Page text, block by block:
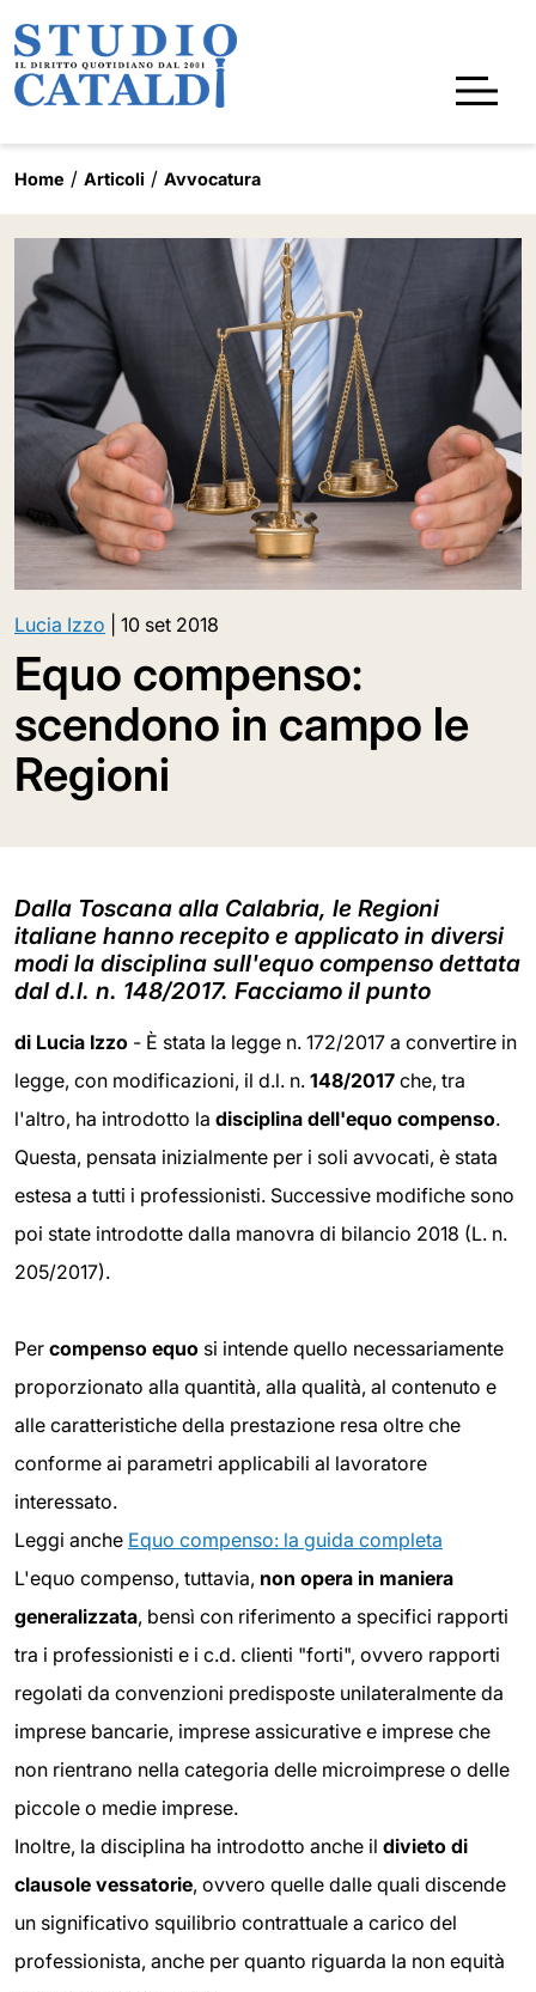
Home Articoli Avvocatura
Lucia Izzo 10 set 2018
Equo compenso:
scendono in campo le
Regioni
Dalla Toscana alla Calabria, le Regioni
italiane hanno recepito e applicato in diversi
modi la disciplina sull'equo compenso dettata
dal d.l. n. 148/2017. Facciamo il punto
di Lucia Izzo - È stata la legge n. 172/2017 a convertire in
legge, con modificazioni, il d.l. n. 148/2017 che, tra
l'altro, ha introdotto la disciplina dell'equo compenso.
Questa, pensata inizialmente per i soli avvocati, è stata
estesa a tutti i professionisti. Successive modifiche sono
poi state introdotte dalla manovra di bilancio 2018 (L. n.
205/2017).
Per compenso equo si intende quello necessariamente
proporzionato alla quantità, alla qualità, al contenuto e
alle caratteristiche della prestazione resa oltre che
conforme ai parametri applicabili al lavoratore
interessato.
Leggi anche Equo compenso: la guida completa
L'equo compenso, tuttavia, non opera in maniera
generalizzata, bensì con riferimento a specifici rapporti
tra i professionisti e i c.d. clienti "forti", ovvero rapporti
regolati da convenzioni predisposte unilateralmente da
imprese bancarie, imprese assicurative e imprese che
non rientrano nella categoria delle microimprese o delle
piccole o medie imprese.
Inoltre, la disciplina ha introdotto anche il divieto di
clausole vessatorie, ovvero quelle dalle quali discende
un significativo squilibrio contrattuale a carico del
professionista, anche per quanto riguarda la non equità